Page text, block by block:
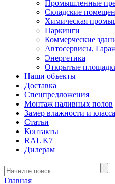
Промышленные
Складские
Химическая
Паркинги
Коммерческие
Автосервисы,
Энергетика
Открытые
Наши объекты
Доставка
Спецпредложения
Монтаж наливных полов
Замер влажности и
Статьи
Контакты
RAL K7
Дилерам
Главная